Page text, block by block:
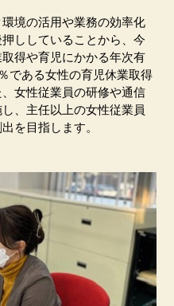
境の活用や業務の効率化
ししていることから、今
得や育児にかかる年次有
％である女性の育児休業取得
女性従業員の研修や通信
、主任以上の女性従業員
を目指します。